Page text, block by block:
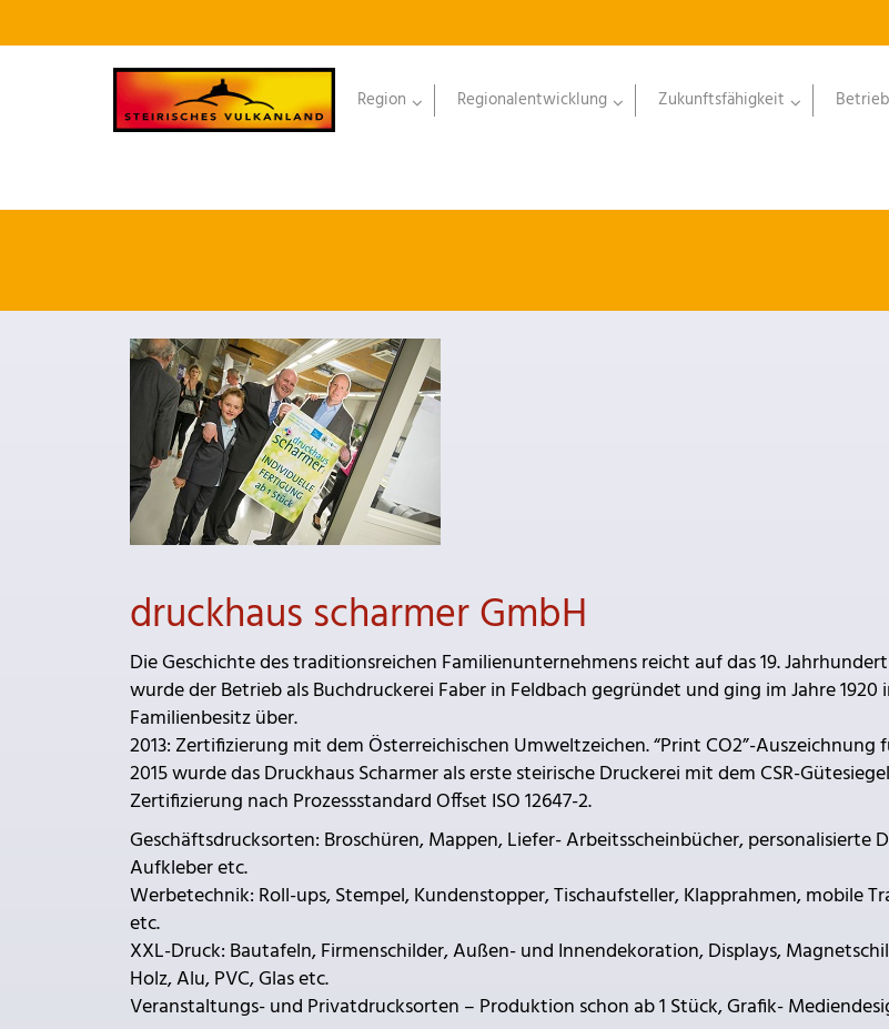
Region Regionalentwicklung Zukunftsfähigkeit
druckhaus scharmer GmbH
Die Geschichte des traditionsreichen Familienunternehmens reicht auf das 19. Jahrhundert
wurde der Betrieb als Buchdruckerei Faber in Feldbach gegründet und ging im Jahre 1920
Familienbesitz über.
2013: Zertifizierung mit dem Österreichischen Umweltzeichen. “Print CO2”-Auszeichnung
2015 wurde das Druckhaus Scharmer als erste steirische Druckerei mit dem CSR-
Zertifizierung nach Prozessstandard Offset ISO 12647-2.
Geschäftsdrucksorten: Broschüren, Mappen, Liefer- Arbeitsscheinbücher, personalisierte
Aufkleber etc.
Werbetechnik: Roll-ups, Stempel, Kundenstopper, Tischaufsteller, Klapprahmen, mobile
etc.
XXL-Druck: Bautafeln, Firmenschilder, Außen- und Innendekoration, Displays,
Holz, Alu, PVC, Glas etc.
Veranstaltungs- und Privatdrucksorten – Produktion schon ab 1 Stück, Grafik-